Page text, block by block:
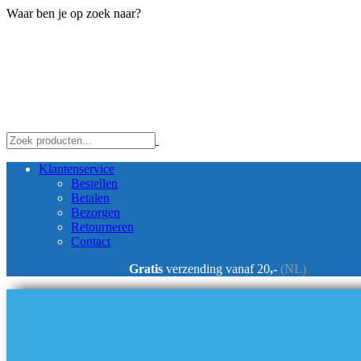
Waar ben je op zoek naar?
Klantenservice
Bestellen
Betalen
Bezorgen
Retourneren
Contact
Gratis verzending vanaf 20,- (NL)